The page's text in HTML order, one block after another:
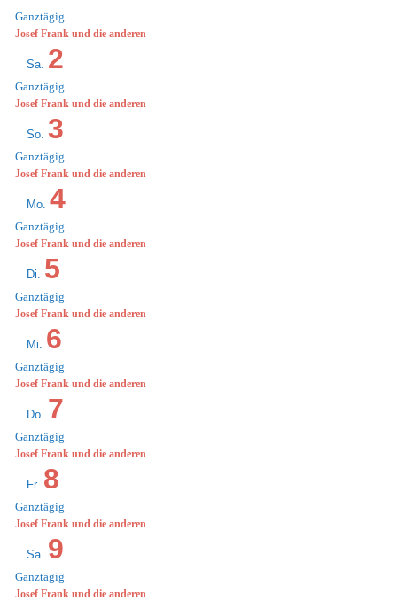
Ganztägig
Josef Frank und die anderen
Sa. 2
Ganztägig
Josef Frank und die anderen
So. 3
Ganztägig
Josef Frank und die anderen
Mo. 4
Ganztägig
Josef Frank und die anderen
Di. 5
Ganztägig
Josef Frank und die anderen
Mi. 6
Ganztägig
Josef Frank und die anderen
Do. 7
Ganztägig
Josef Frank und die anderen
Fr. 8
Ganztägig
Josef Frank und die anderen
Sa. 9
Ganztägig
Josef Frank und die anderen